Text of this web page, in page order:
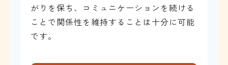
がりを保ち、コミュニケーションを続ける
ことで関係性を維持することは十分に可能
です。